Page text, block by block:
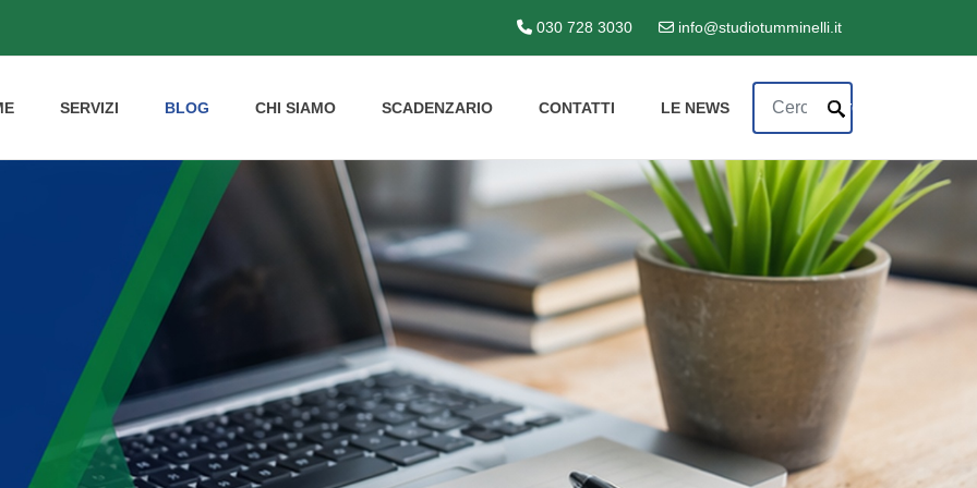
030 728 3030 info@studiotumminelli.it
SERVIZI BLOG CHI SIAMO SCADENZARIO CONTATTI LE NEWS
Cerca
Cerca